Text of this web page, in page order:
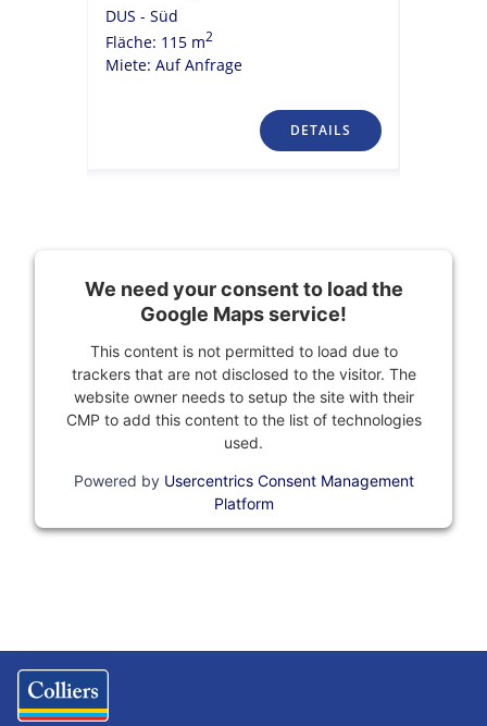
DUS - Süd
Fläche: 115 m2
Miete: Auf Anfrage
DETAILS
We need your consent to load the
Google Maps service!
This content is not permitted to load due to
trackers that are not disclosed to the visitor. The
website owner needs to setup the site with their
CMP to add this content to the list of technologies
used.
Powered by Usercentrics Consent Management
Platform